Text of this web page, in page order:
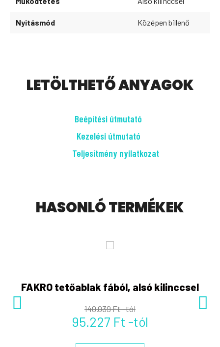
Nyitásmód Középen billenő
LETÖLTHETŐ ANYAGOK
Beépítési útmutató
Kezelési útmutató
Teljesítmény nyilatkozat
HASONLÓ TERMÉKEK
FAKRO tetőablak fából, alsó kilinccsel
140.039 Ft -tól
95.227 Ft -tól